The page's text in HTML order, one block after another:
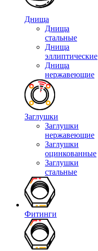
Днища
Днища
стальные
Днища
эллиптические
Днища
нержавеющие
Заглушки
Заглушки
нержавеющие
Заглушки
оцинкованные
Заглушки
стальные
Фитинги